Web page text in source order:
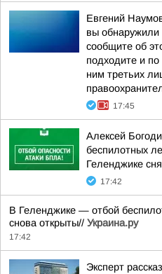
Евгений
вы обнаружили
сообщите об
подходите и по
ним третьих
17:45
Алексей
беспилотных
Геленджике
17:42
В Геленджике — отбой
снова открыты// Украина.ру
17:42
Эксперт